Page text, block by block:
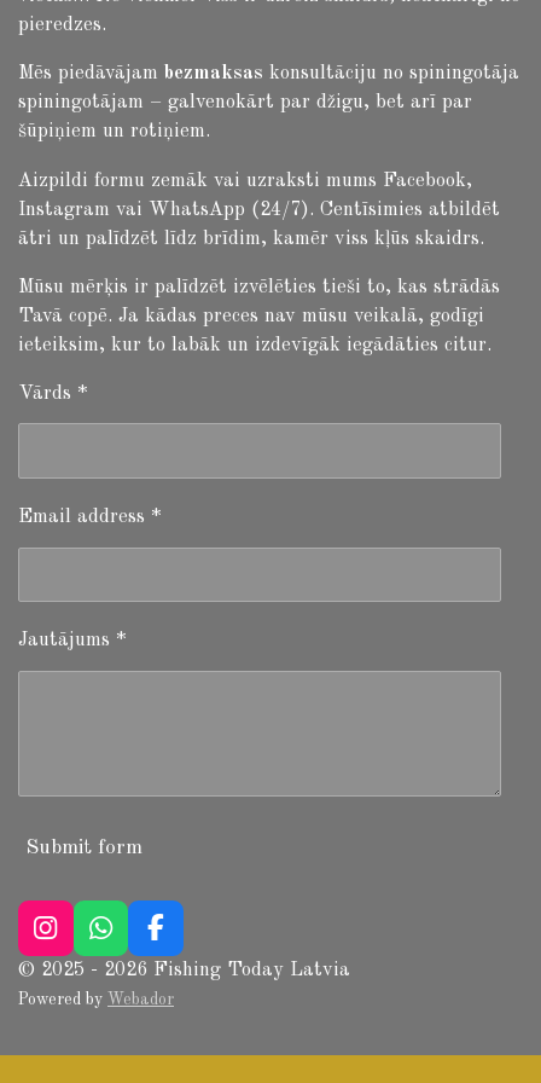
pieredzes.
Mēs piedāvājam bezmaksas konsultāciju no spiningotāja
spiningotājam – galvenokārt par džigu, bet arī par
šūpiņiem un rotiņiem.
Aizpildi formu zemāk vai uzraksti mums Facebook,
Instagram vai WhatsApp (24/7). Centīsimies atbildēt
ātri un palīdzēt līdz brīdim, kamēr viss kļūs skaidrs.
Mūsu mērķis ir palīdzēt izvēlēties tieši to, kas strādās
Tavā copē. Ja kādas preces nav mūsu veikalā, godīgi
ieteiksim, kur to labāk un izdevīgāk iegādāties citur.
Vārds *
Email address *
Jautājums *
Submit form
I
n
t
g
W
h
t
A
F
a
e
o
© 2025 - 2026 Fishing Today Latvia
Powered by Webador